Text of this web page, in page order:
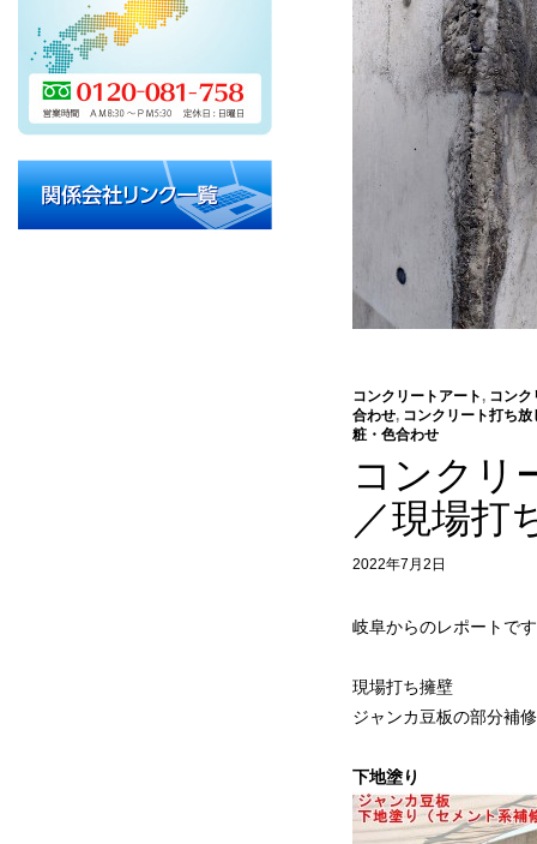
コンクリートアート , コンク
合わせ, コンクリート打ち放
粧・色合わせ
コンク
／現場打
2022年7月2日
岐阜からのレポートで
現場打ち擁壁
ジャンカ豆板の部分補
下地塗り